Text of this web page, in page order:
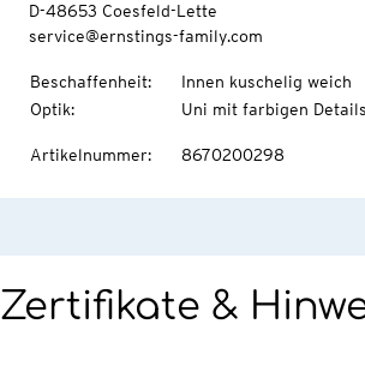
D-48653 Coesfeld-Lette
service@ernstings-family.com
Beschaffenheit:
Innen kuschelig weich
Optik: Uni mit farbigen
Artikelnummer: 8670200298
Zertifikate &